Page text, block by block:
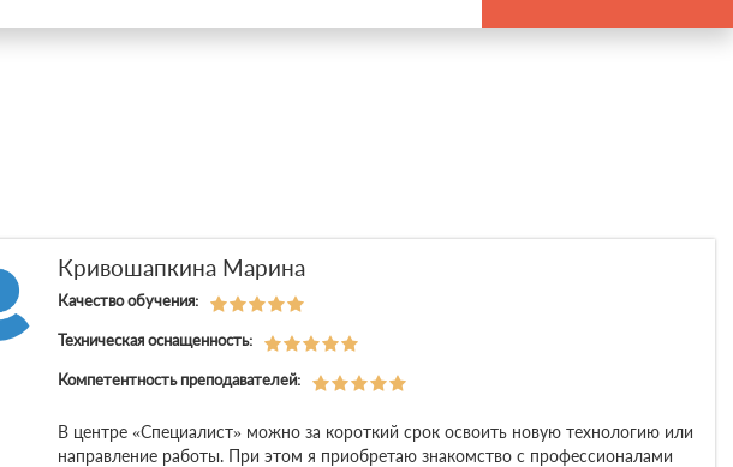
Кривошапкина Марина
Качество обучения:
Техническая оснащенность:
Компетентность преподавателей:
В центре «Специалист» можно за короткий срок освоить новую технологию или
направление работы. При этом я приобретаю знакомство с профессионалами